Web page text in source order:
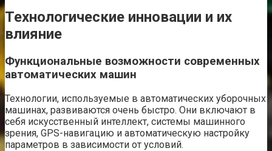
Технологические инновации и их
влияние
Функциональные возможности современных
автоматических машин
Технологии, используемые в автоматических уборочных
машинах, развиваются очень быстро. Они включают в
себя искусственный интеллект, системы машинного
зрения, GPS-навигацию и автоматическую настройку
параметров в зависимости от условий.